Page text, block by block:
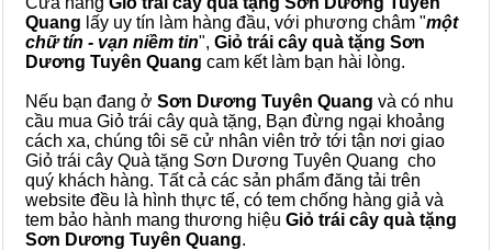
Quang lấy uy tín làm hàng đầu, với phương châm "một
chữ tín - vạn niềm tin", Giỏ trái cây quà tặng Sơn
Dương Tuyên Quang cam kết làm bạn hài lòng.
Nếu bạn đang ở Sơn Dương Tuyên Quang và có nhu
cầu mua Giỏ trái cây quà tặng, Bạn đừng ngại khoảng
cách xa, chúng tôi sẽ cử nhân viên trở tới tận nơi giao
Giỏ trái cây Quà tặng Sơn Dương Tuyên Quang cho
quý khách hàng. Tất cả các sản phẩm đăng tải trên
website đều là hình thực tế, có tem chống hàng giả và
tem bảo hành mang thương hiệu Giỏ trái cây quà tặng
Sơn Dương Tuyên Quang.